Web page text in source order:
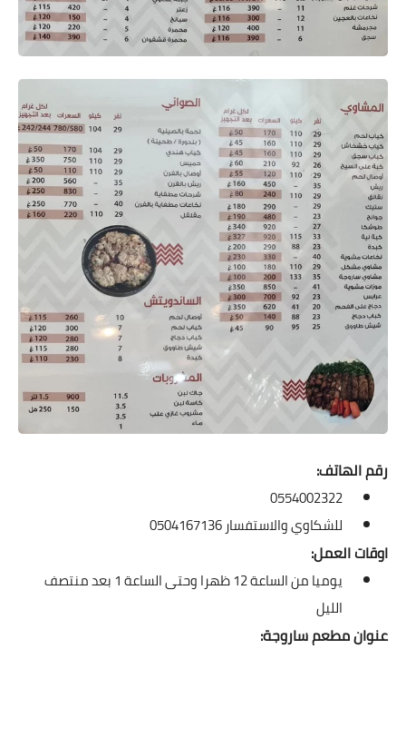
رقم الهاتف:
0554002322
للشكاوي والاستفسار 0504167136
اوقات العمل:
يوميا من الساعة 12 ظهرا وحتى الساعة 1 بعد منتصف
الليل
عنوان مطعم ساروجة: